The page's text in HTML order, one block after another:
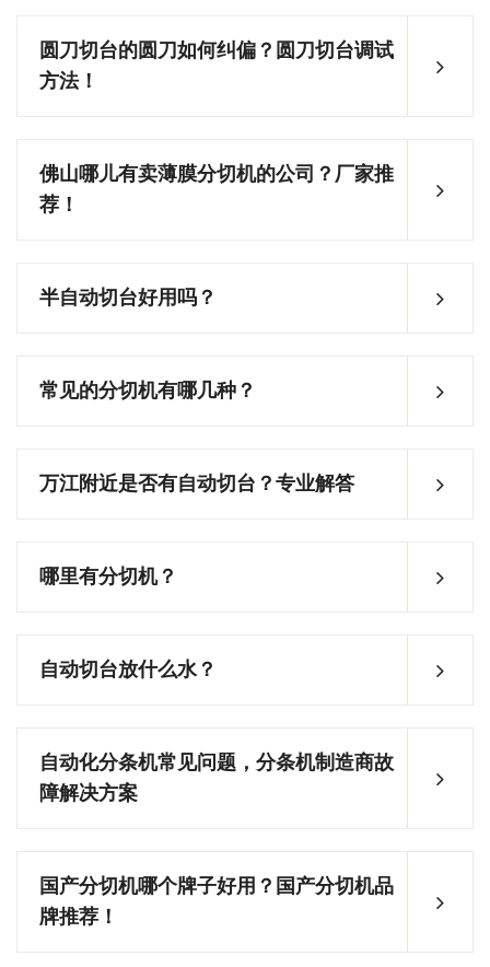
圆刀切台的圆刀如何纠偏？圆刀切台调试
方法！
佛山哪儿有卖薄膜分切机的公司？厂家推
荐！
半自动切台好用吗？
常见的分切机有哪几种？
万江附近是否有自动切台？专业解答
哪里有分切机？
自动切台放什么水？
自动化分条机常见问题，分条机制造商故
障解决方案
国产分切机哪个牌子好用？国产分切机品
牌推荐！